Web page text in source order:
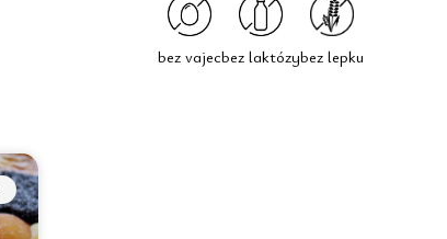
bez vajecbez laktózybez lepku